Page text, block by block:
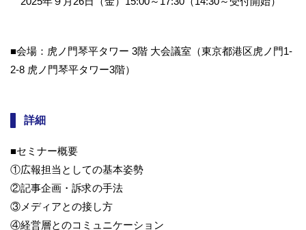
■会場：虎ノ門琴平タワー 3階 大会議室（東京都港区虎ノ門1-
2-8 虎ノ門琴平タワー3階）
詳細
■セミナー概要
①広報担当としての基本姿勢
②記事企画・訴求の手法
③メディアとの接し方
④経営層とのコミュニケーション